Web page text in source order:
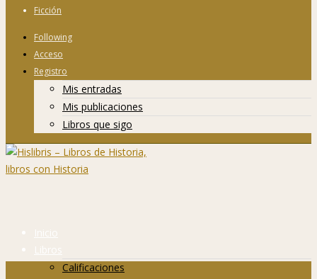
Ficción
Following
Acceso
Registro
Mis entradas
Mis publicaciones
Libros que sigo
Inicio
Libros
Calificaciones